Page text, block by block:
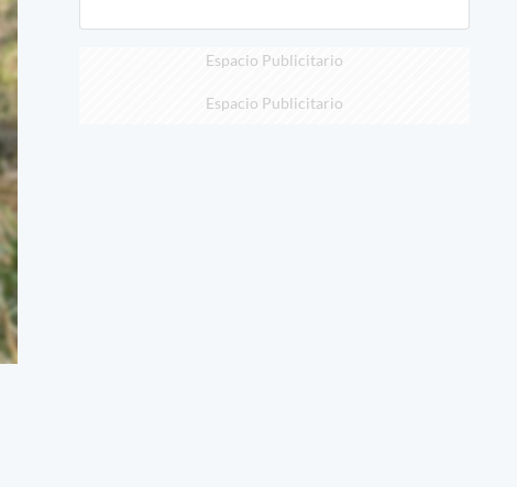
Espacio Publicitario
Espacio Publicitario